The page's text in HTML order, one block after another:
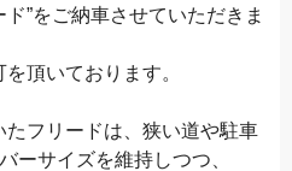
”をご納車させていただきま
頂いております。
フリードは、狭い道や駐車
ーサイズを維持しつつ、